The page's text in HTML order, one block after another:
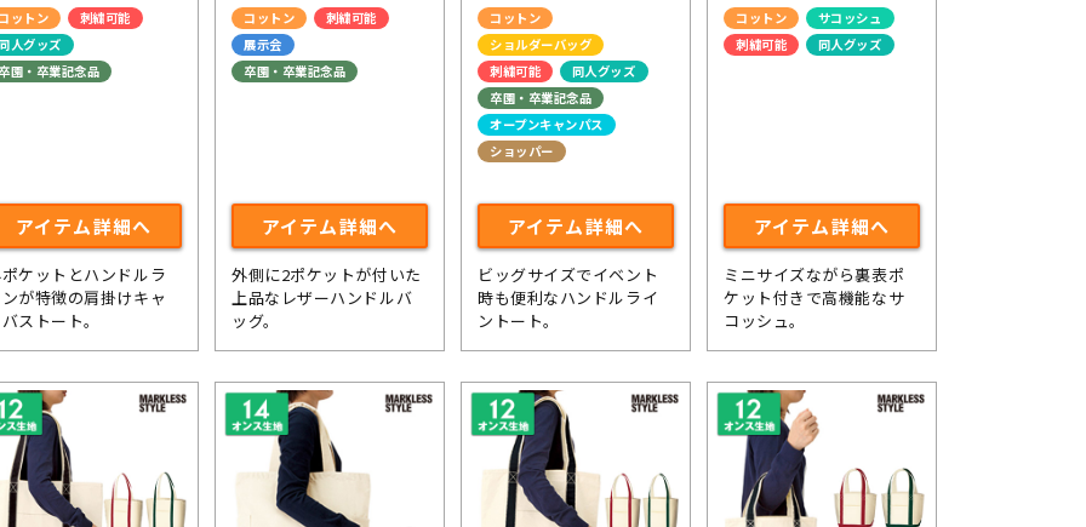
ットン
刺繍可能
人グッズ
園・卒業記念品
アイテム詳細へ
ケットとハンドルラ
が特徴の肩掛けキャ
ストート。
コットン
刺繍可能
展示会
卒園・卒業記念品
アイテム詳細へ
外側に2ポケットが付いた
上品なレザーハンドルバ
ッグ。
コットン
ショルダーバッグ
刺繍可能
同人グッズ
卒園・卒業記念品
オープンキャンパス
ショッパー
アイテム詳細へ
ビッグサイズでイベント
時も便利なハンドルライ
ントート。
コットン
サコッシュ
刺繍可能
同人グッズ
アイテム詳細へ
ミニサイズながら裏表ポ
ケット付きで高機能なサ
コッシュ。